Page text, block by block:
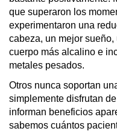
que superaron los
experimentaron una
cabeza, un mejor
cuerpo más alcalino e
metales pesados.
Otros nunca soportan
simplemente disfrutan
informan beneficios
sabemos cuántos